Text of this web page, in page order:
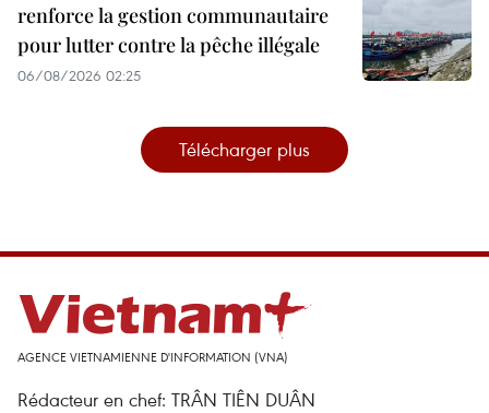
renforce la gestion communautaire
pour lutter contre la pêche illégale
06/08/2026 02:25
Télécharger plus
AGENCE VIETNAMIENNE D'INFORMATION (VNA)
Rédacteur en chef: TRÂN TIÊN DUÂN